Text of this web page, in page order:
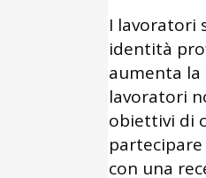
I lavoratori
identità
aumenta
lavoratori
obiettivi di
con una